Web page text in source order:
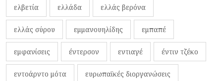
ελβετία ελλάδα ελλάς βερόνα
ελλάς σύρου εμμανουηλίδης εμπαπέ
εμφανίσεις έντερσον εντιαγέ έντιν τζέκο
εντοάρντο μότα ευρωπαϊκές διοργανώσεις